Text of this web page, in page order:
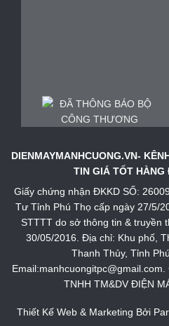
DIENMAYMANHCUONG.VN-
TIN GIÁ TỐT HÀNG
Giấy chứng nhận ĐKKD SỐ:
Tư Tỉnh Phú Thọ cấp ngày 27/5/
STTTT do sở thông tin & truyền
30/05/2016. Địa chỉ: Khu phố,
Thanh Thủy, Tỉnh
TNHH TM&DV ĐIỆN
Thiết Kế Web & Marketing Bởi